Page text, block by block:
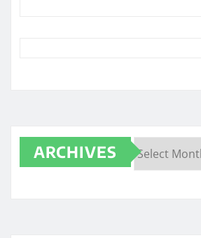
ARCHIVES